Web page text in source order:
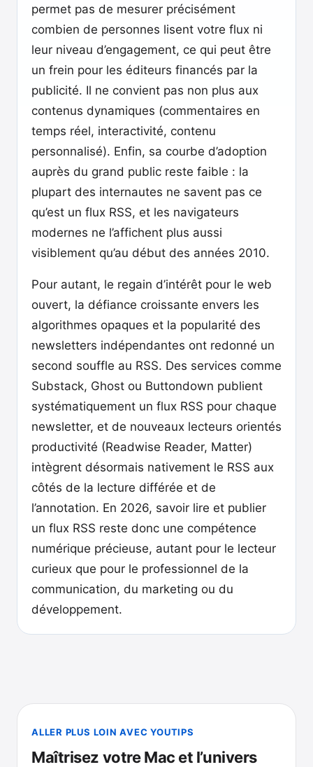
permet pas de mesurer précisément
combien de personnes lisent votre flux ni
leur niveau d’engagement, ce qui peut être
un frein pour les éditeurs financés par la
publicité. Il ne convient pas non plus aux
contenus dynamiques (commentaires en
temps réel, interactivité, contenu
personnalisé). Enfin, sa courbe d’adoption
auprès du grand public reste faible : la
plupart des internautes ne savent pas ce
qu’est un flux RSS, et les navigateurs
modernes ne l’affichent plus aussi
visiblement qu’au début des années 2010.
Pour autant, le regain d’intérêt pour le web
ouvert, la défiance croissante envers les
algorithmes opaques et la popularité des
newsletters indépendantes ont redonné un
second souffle au RSS. Des services comme
Substack, Ghost ou Buttondown publient
systématiquement un flux RSS pour chaque
newsletter, et de nouveaux lecteurs orientés
productivité (Readwise Reader, Matter)
intègrent désormais nativement le RSS aux
côtés de la lecture différée et de
l’annotation. En 2026, savoir lire et publier
un flux RSS reste donc une compétence
numérique précieuse, autant pour le lecteur
curieux que pour le professionnel de la
communication, du marketing ou du
développement.
ALLER PLUS LOIN AVEC YOUTIPS
Maîtrisez votre Mac et l’univers